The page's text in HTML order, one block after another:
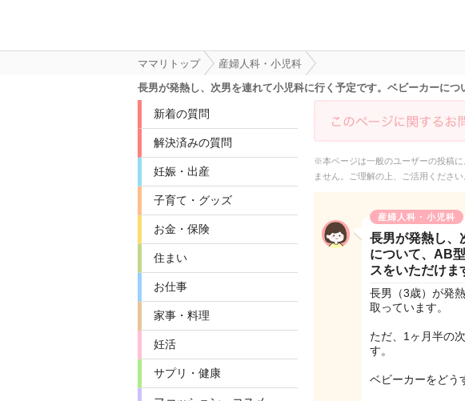
ママリトップ
産婦人科・小児科
長男が発熱し、次男を連れて小児科に行く予定です。ベビーカーに
新着の質問
解決済みの質問
妊娠・出産
子育て・グッズ
お金・保険
住まい
お仕事
家事・料理
妊活
サプリ・健康
※本ページは一般のユーザーの投稿
ません。ご理解の上、ご活用ください
産婦人科・小児科
長男が発熱し、
について、AB
スをいただけま
長男（3歳）が発
取っています。
ただ、1ヶ月半の
す。
ベビーカーをどう